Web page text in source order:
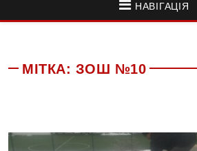
НАВІГАЦІЯ
МІТКА: ЗОШ №10